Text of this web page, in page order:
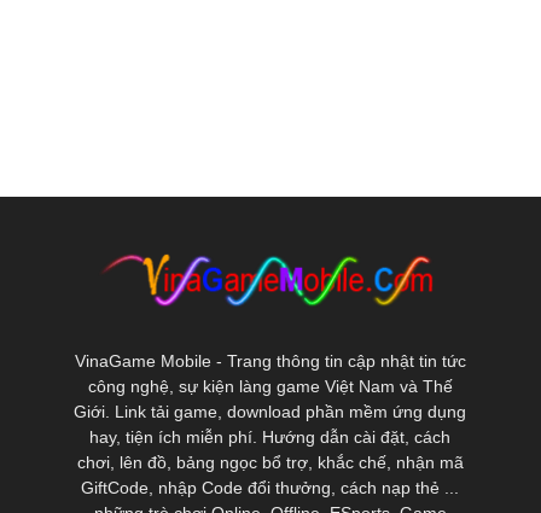
VinaGame Mobile - Trang thông tin cập nhật tin tức
công nghệ, sự kiện làng game Việt Nam và Thế
Giới. Link tải game, download phần mềm ứng dụng
hay, tiện ích miễn phí. Hướng dẫn cài đặt, cách
chơi, lên đồ, bảng ngọc bổ trợ, khắc chế, nhận mã
GiftCode, nhập Code đổi thưởng, cách nạp thẻ ...